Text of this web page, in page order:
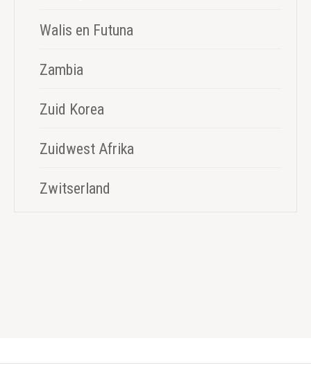
Walis en Futuna
Zambia
Zuid Korea
Zuidwest Afrika
Zwitserland